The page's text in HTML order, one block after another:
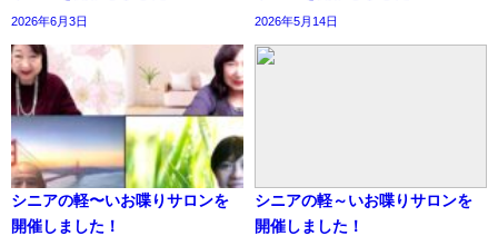
2026年6月3日 2026年5月14日
シニアの軽〜いお喋りサロンを
開催しました！
シニアの軽～いお喋りサロンを
開催しました！